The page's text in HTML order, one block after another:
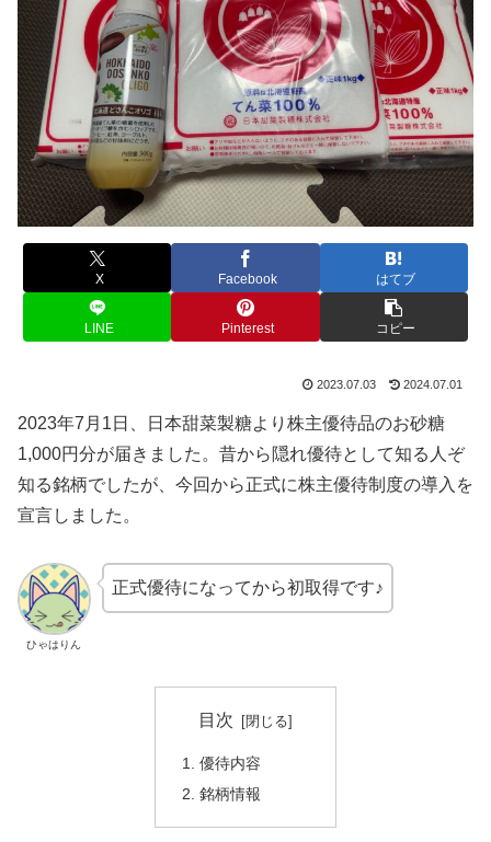
X Facebook はてブ
LINE Pinterest コピー
2023.07.03 2024.07.01
2023年7月1日、日本甜菜製糖より株主優待品のお砂糖
1,000円分が届きました。昔から隠れ優待として知る人ぞ
知る銘柄でしたが、今回から正式に株主優待制度の導入を
宣言しました。
ひゃはりん
正式優待になってから初取得です♪
目次
優待内容
銘柄情報